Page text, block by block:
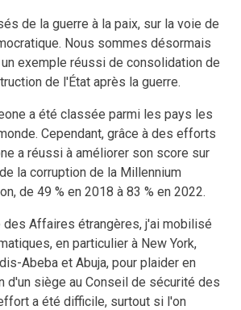
de la guerre à la paix, sur la voie de
Nous sommes désormais
exemple réussi de consolidation de
de l'État après la guerre.
a été classée parmi les pays les
Cependant, grâce à des efforts
a réussi à améliorer son score sur
la corruption de la Millennium
de 49 % en 2018 à 83 % en 2022.
des Affaires étrangères, j'ai mobilisé
en particulier à New York,
Abeba et Abuja, pour plaider en
d'un siège au Conseil de sécurité des
a été difficile, surtout si l'on